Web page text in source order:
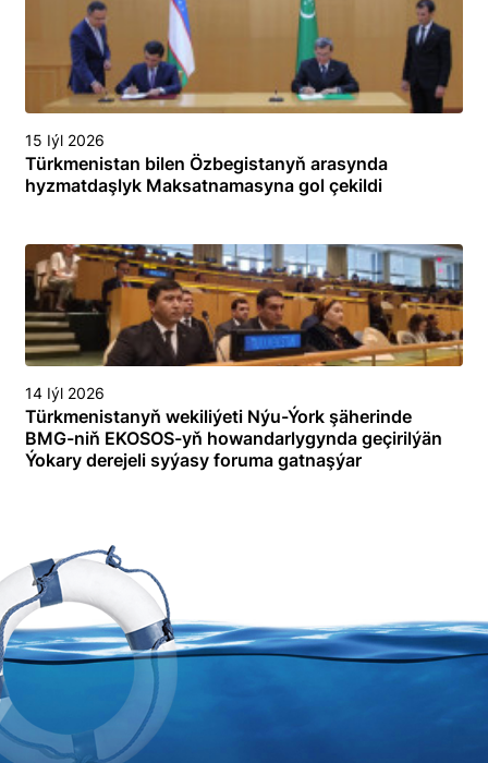
15 Iýl 2026
Türkmenistan bilen Özbegistanyň arasynda
hyzmatdaşlyk Maksatnamasyna gol çekildi
14 Iýl 2026
Türkmenistanyň wekiliýeti Nýu-Ýork şäherinde
BMG-niň EKOSOS-yň howandarlygynda geçirilýän
Ýokary derejeli syýasy foruma gatnaşýar